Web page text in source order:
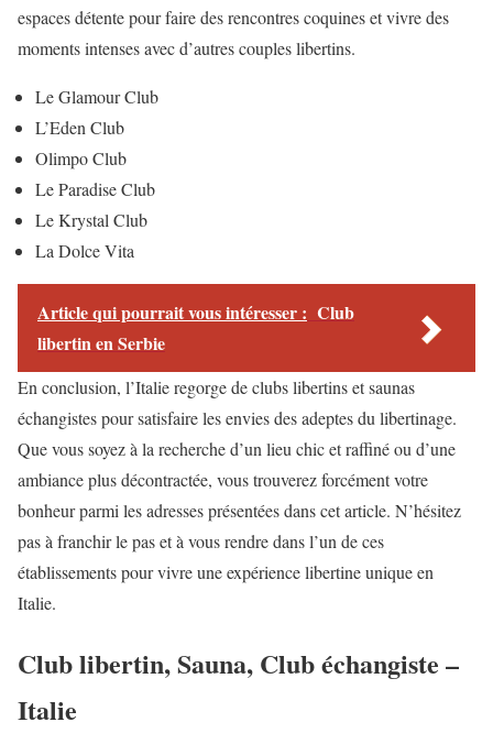
espaces détente pour faire des rencontres coquines et vivre des
moments intenses avec d’autres couples libertins.
Le Glamour Club
L’Eden Club
Olimpo Club
Le Paradise Club
Le Krystal Club
La Dolce Vita
Article qui pourrait vous intéresser : Club
libertin en Serbie
En conclusion, l’Italie regorge de clubs libertins et saunas
échangistes pour satisfaire les envies des adeptes du libertinage.
Que vous soyez à la recherche d’un lieu chic et raffiné ou d’une
ambiance plus décontractée, vous trouverez forcément votre
bonheur parmi les adresses présentées dans cet article. N’hésitez
pas à franchir le pas et à vous rendre dans l’un de ces
établissements pour vivre une expérience libertine unique en
Italie.
Club libertin, Sauna, Club échangiste –
Italie